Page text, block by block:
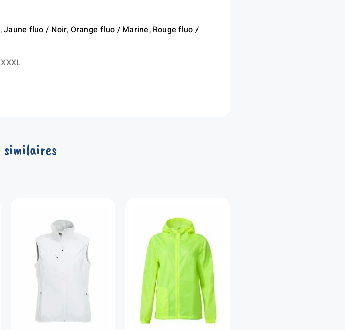
,Jaune fluo / Noir, Orange fluo / Marine, Rouge fluo /